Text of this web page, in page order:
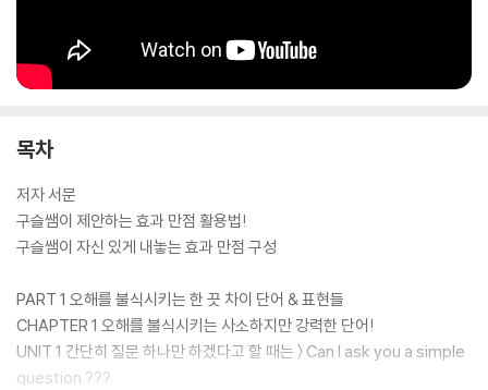
목차
저자 서문
구슬쌤이 제안하는 효과 만점 활용법!
구슬쌤이 자신 있게 내놓는 효과 만점 구성
PART 1 오해를 불식시키는 한 끗 차이 단어 & 표현들
CHAPTER 1 오해를 불식시키는 사소하지만 강력한 단어!
UNIT 1 간단히 질문 하나만 하겠다고 할 때는 〉 Can I ask you a simple
question ???